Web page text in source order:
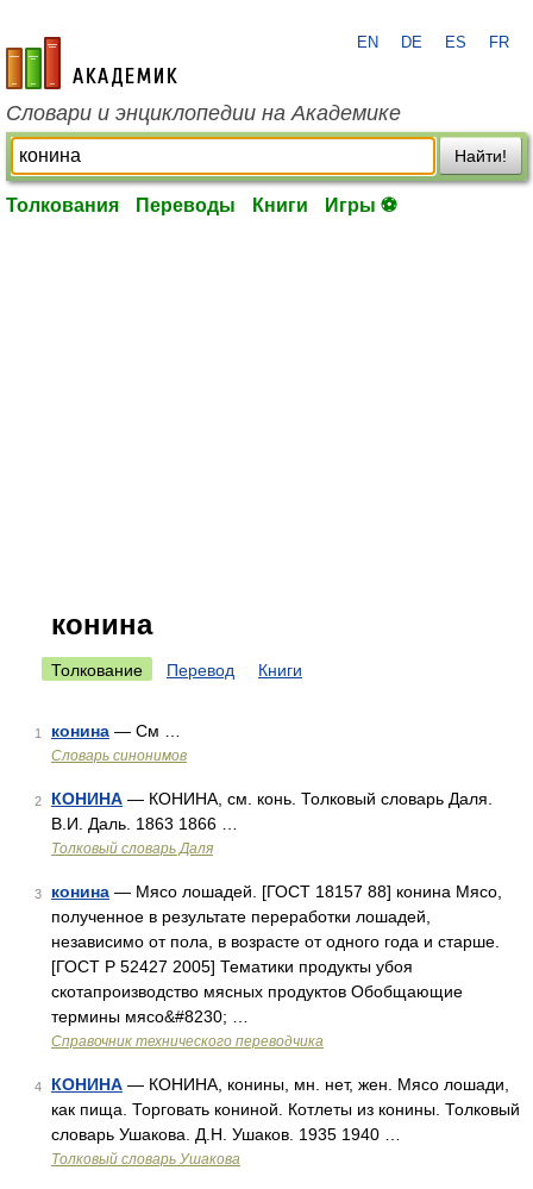
academic.ru
EN DE ES FR
Словари и энциклопедии на Академике
Найти!
Толкования Переводы Книги Игры ⚽
конина
Толкование Перевод Книги
1 конина — См …
Словарь синонимов
2 КОНИНА — КОНИНА, см. конь. Толковый словарь Даля.
В.И. Даль. 1863 1866 …
Толковый словарь Даля
3 конина — Мясо лошадей. [ГОСТ 18157 88] конина Мясо,
полученное в результате переработки лошадей,
независимо от пола, в возрасте от одного года и старше.
[ГОСТ Р 52427 2005] Тематики продукты убоя
скотапроизводство мясных продуктов Обобщающие
термины мясо&#8230; …
Справочник технического переводчика
4 КОНИНА — КОНИНА, конины, мн. нет, жен. Мясо лошади,
как пища. Торговать кониной. Котлеты из конины. Толковый
словарь Ушакова. Д.Н. Ушаков. 1935 1940 …
Толковый словарь Ушакова